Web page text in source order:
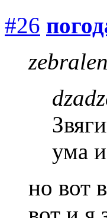
#26
ума
но вот